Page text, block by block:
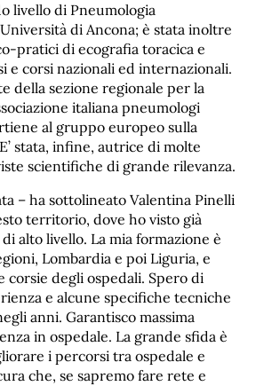
livello di Pneumologia
di Ancona; è stata inoltre
pratici di ecografia toracica e
e corsi nazionali ed internazionali.
della sezione regionale per la
italiana pneumologi
al gruppo europeo sulla
stata, infine, autrice di molte
scientifiche di grande rilevanza.
– ha sottolineato Valentina Pinelli
territorio, dove ho visto già
alto livello. La mia formazione è
Lombardia e poi Liguria, e
corsie degli ospedali. Spero di
e alcune specifiche tecniche
anni. Garantisco massima
in ospedale. La grande sfida è
i percorsi tra ospedale e
che, se sapremo fare rete e